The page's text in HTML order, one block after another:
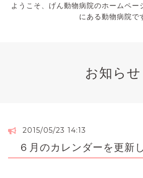
ようこそ、げん動物病院のホームペー
にある動物病院で
お知らせ
2015/05/23 14:13
６月のカレンダーを更新